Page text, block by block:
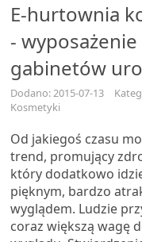
E-hurtownia
-
gabinetów
Dodano: 2015-07-13
Kosmetyki
Od jakiegoś czasu
trend, promujący
który dodatkowo
pięknym, bardzo
wyglądem. Ludzie
coraz większą wagę